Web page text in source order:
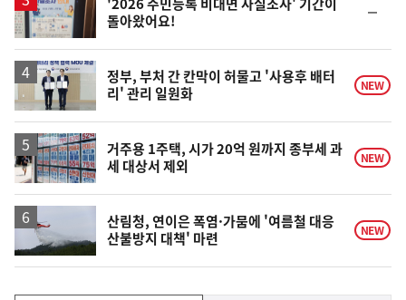
'2026 주민등록 비대면 사실조사' 기간이
돌아왔어요!
일
정부, 부처 간 칸막이 허물고 '사용후 배터
리' 관리 일원화
NEW
거주용 1주택, 시가 20억 원까지 종부세 과
세 대상서 제외
NEW
산림청, 연이은 폭염·가뭄에 '여름철 대응
산불방지 대책' 마련
NEW